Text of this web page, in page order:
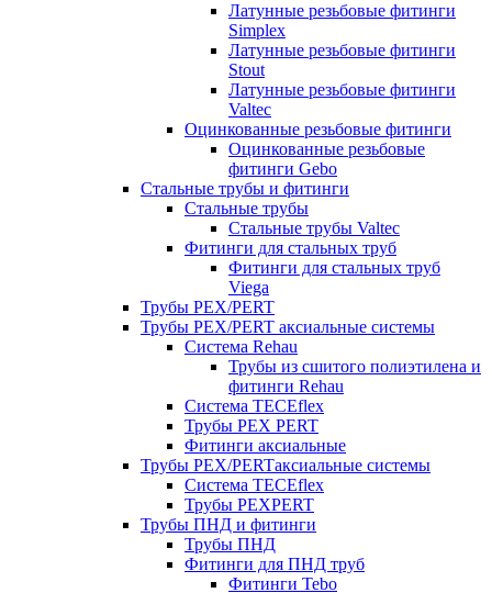
Латунные резьбовые фитинги
Simplex
Латунные резьбовые фитинги
Stout
Латунные резьбовые фитинги
Valtec
Оцинкованные резьбовые фитинги
Оцинкованные резьбовые
фитинги Gebo
Стальные трубы и фитинги
Стальные трубы
Стальные трубы Valtec
Фитинги для стальных труб
Фитинги для стальных труб
Viega
Трубы PEX/PERT
Трубы PEX/PERT аксиальные системы
Система Rehau
Трубы из сшитого полиэтилена и
фитинги Rehau
Система TECEflex
Трубы PEX PERT
Фитинги аксиальные
Трубы PEX/PERTаксиальные системы
Система TECEflex
Трубы PEXPERT
Трубы ПНД и фитинги
Трубы ПНД
Фитинги для ПНД труб
Фитинги Tebo